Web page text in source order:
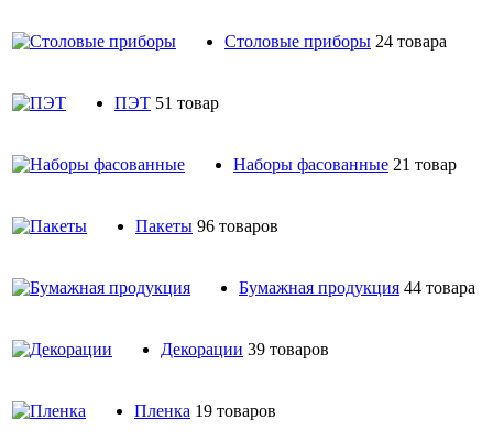
Столовые приборы 24 товара
ПЭТ 51 товар
Наборы фасованные 21 товар
Пакеты 96 товаров
Бумажная продукция 44 товара
Декорации 39 товаров
Пленка 19 товаров